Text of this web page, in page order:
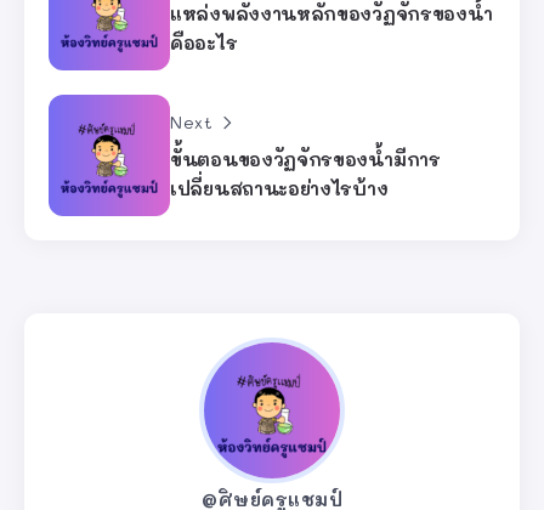
แหล่งพลังงานหลักของวัฏจักรของน้ำ
คืออะไร
Next
ขั้นตอนของวัฏจักรของน้ำมีการ
เปลี่ยนสถานะอย่างไรบ้าง
@ศิษย์ครูแชมป์